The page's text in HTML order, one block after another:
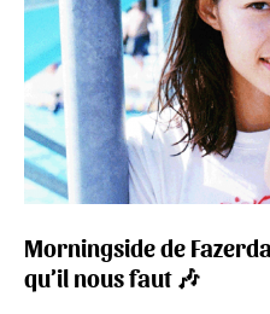
Morningside de
qu’il nous faut 🎶